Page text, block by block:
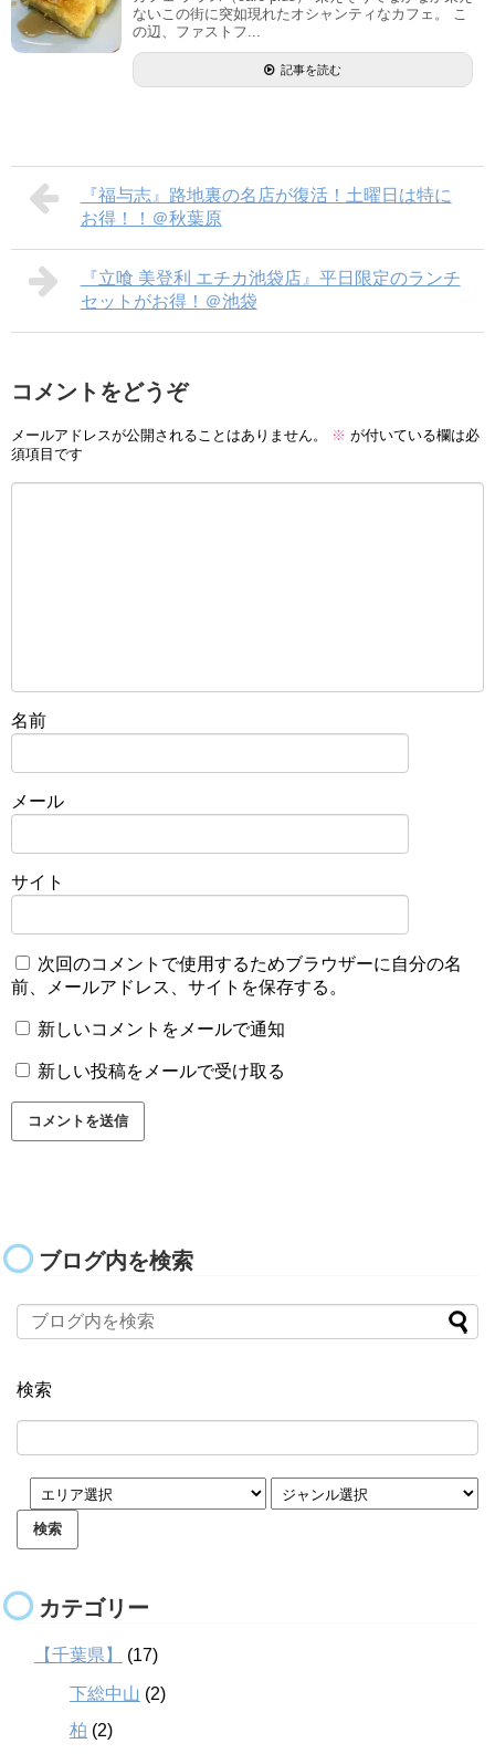
ないこの街に突如現れたオシャンティなカフェ。 こ
の辺、ファストフ...
記事を読む
『福与志』路地裏の名店が復活！土曜日は特に
お得！！＠秋葉原
『立喰 美登利 エチカ池袋店』平日限定のランチ
セットがお得！＠池袋
コメントをどうぞ
メールアドレスが公開されることはありません。 ※ が付いている欄は必
須項目です
名前
メール
サイト
次回のコメントで使用するためブラウザーに自分の名
前、メールアドレス、サイトを保存する。
新しいコメントをメールで通知
新しい投稿をメールで受け取る
ブログ内を検索
検索
カテゴリー
【千葉県】 (17)
下総中山 (2)
柏 (2)